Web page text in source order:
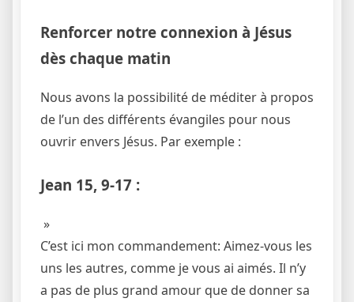
Renforcer notre connexion à Jésus
dès chaque matin
Nous avons la possibilité de méditer à propos
de l’un des différents évangiles pour nous
ouvrir envers Jésus. Par exemple :
Jean 15, 9-17 :
»
C’est ici mon commandement: Aimez-vous les
uns les autres, comme je vous ai aimés. Il n’y
a pas de plus grand amour que de donner sa